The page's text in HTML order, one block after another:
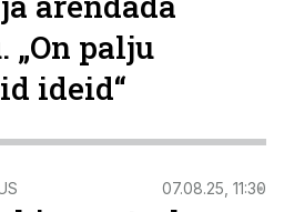
„On palju
ideid“
07.08.25, 11:30